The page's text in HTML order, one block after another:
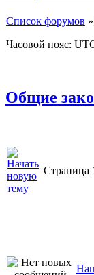
Список форумов »
Часовой пояс:
Общие
Страница